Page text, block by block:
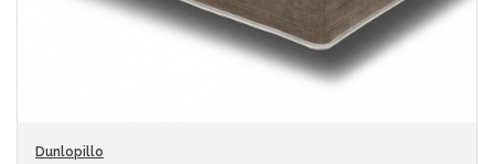
Dunlopillo